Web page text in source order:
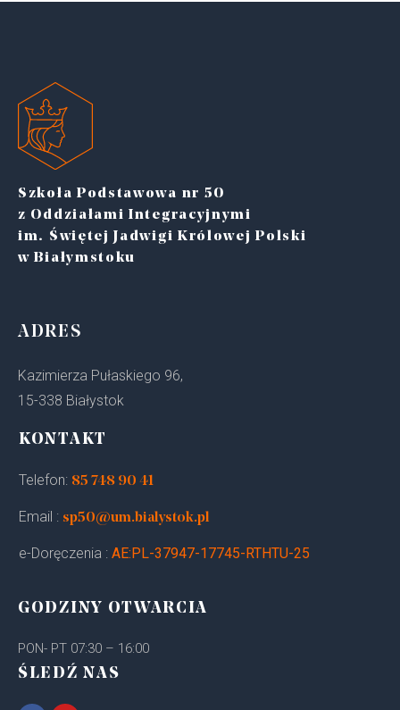
Szkoła Podstawowa nr 50
z Oddziałami Integracyjnymi
im. Świętej Jadwigi Królowej Polski
w Białymstoku
ADRES
Kazimierza Pułaskiego 96,
15-338 Białystok
KONTAKT
Telefon: 85 748 90 41
Email : sp50@um.bialystok.pl
e-Doręczenia : AE:PL-37947-17745-RTHTU-25
GODZINY OTWARCIA
PON- PT 07:30 – 16:00
ŚLEDŹ NAS